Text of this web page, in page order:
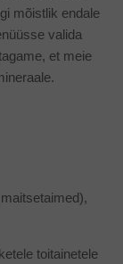
mõistlik endale
valida
et meie
toitainetele